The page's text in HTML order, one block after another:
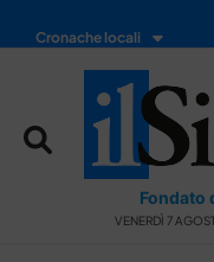
Cronache locali
Fondato
VENERDÌ 7